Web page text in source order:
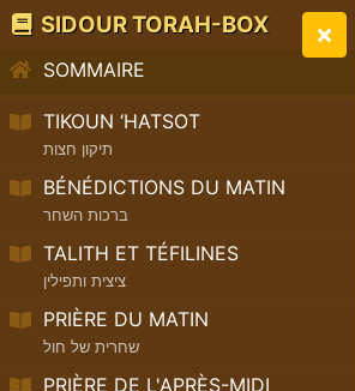
SIDOUR TORAH-BOX
SOMMAIRE
TIKOUN ‘HATSOT
תיקון חצות
BÉNÉDICTIONS DU MATIN
ברכות השחר
TALITH ET TÉFILINES
ציצית ותפילין
PRIÈRE DU MATIN
שחרית של חול
PRIÈRE DE L'APRÈS-MIDI